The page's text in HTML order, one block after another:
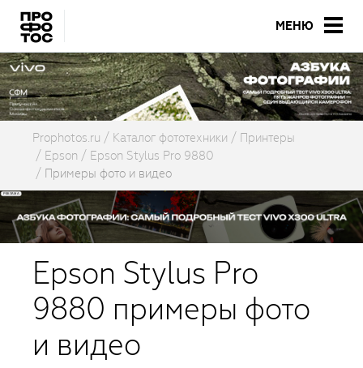
МЕНЮ
Prophotos.ru Каталог фототехники
Принтеры
Epson
Epson Stylus Pro 9880
Примеры фото и видео
Epson Stylus Pro
9880 примеры фото
и видео